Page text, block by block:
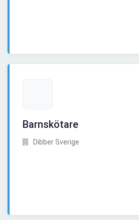
Barnskötare
Dibber Sverige